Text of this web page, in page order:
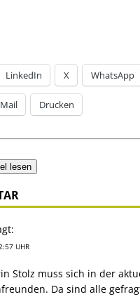
LinkedIn X WhatsApp
Drucken
lesen
UHR
Stolz muss sich in der
Da sind alle